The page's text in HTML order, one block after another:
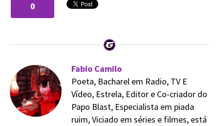
0
Fabio Camilo
Poeta, Bacharel em Radio, TV E
Vídeo, Estrela, Editor e Co-criador do
Papo Blast, Especialista em piada
ruim, Viciado em séries e filmes, está